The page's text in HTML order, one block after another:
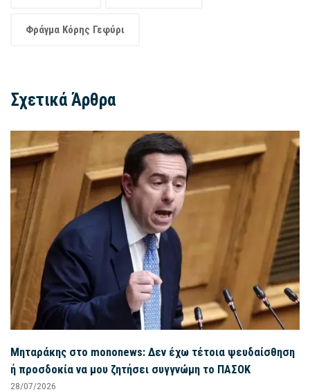
Φράγμα Κόρης Γεφύρι
Σχετικά Άρθρα
Μηταράκης στο mononews: Δεν έχω τέτοια ψευδαίσθηση
ή προσδοκία να μου ζητήσει συγγνώμη το ΠΑΣΟΚ
28/07/2026